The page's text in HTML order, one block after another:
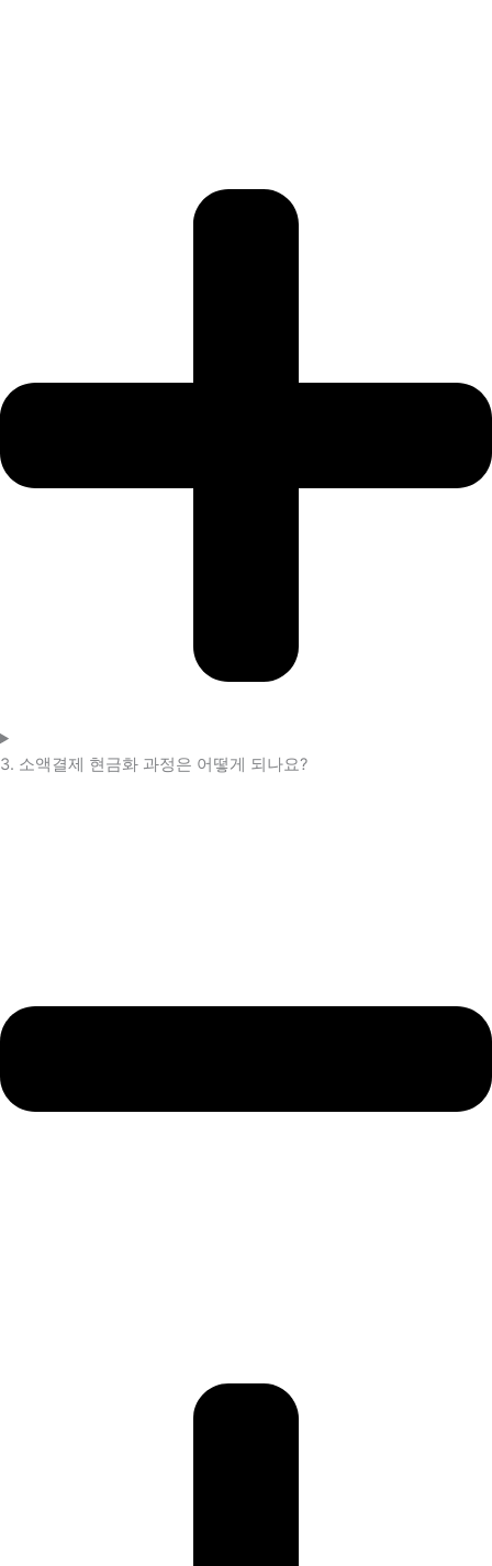
3. 소액결제 현금화 과정은 어떻게 되나요?